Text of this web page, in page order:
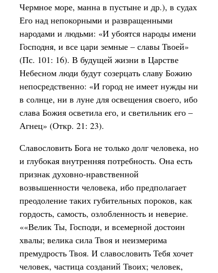
Чермное море, манна в пустыне и др.), в судах
Его над непокорными и развращенными
народами и людьми: «И убоятся народы имени
Господня, и все цари земные – славы Твоей»
(Пс. 101: 16). В будущей жизни в Царстве
Небесном люди будут созерцать славу Божию
непосредственно: «И город не имеет нужды ни
в солнце, ни в луне для освещения своего, ибо
слава Божия осветила его, и светильник его –
Агнец» (Откр. 21: 23).
Славословить Бога не только долг человека, но
и глубокая внутренняя потребность. Она есть
признак духовно-нравственной
возвышенности человека, ибо предполагает
преодоление таких губительных пороков, как
гордость, самость, озлобленность и неверие.
««Велик Ты, Господи, и всемерной достоин
хвалы; велика сила Твоя и неизмерима
премудрость Твоя. И славословить Тебя хочет
человек, частица созданий Твоих; человек,